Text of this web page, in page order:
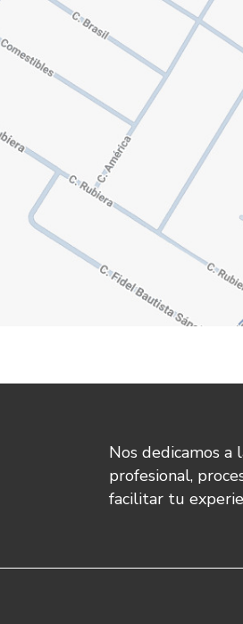
Nos dedicamos a
profesional,
facilitar tu